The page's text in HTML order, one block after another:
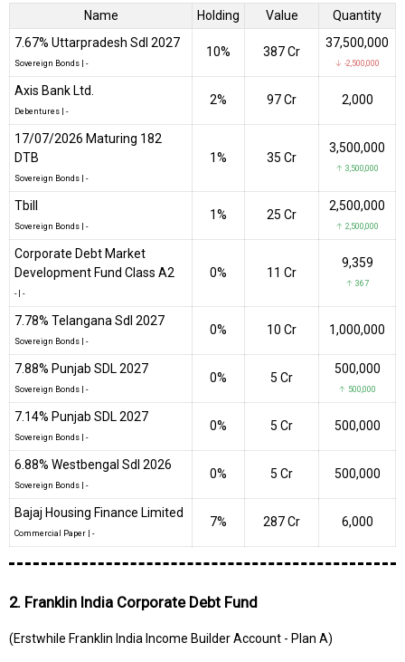
Name Holding Value
Quantity
7.67% Uttarpradesh Sdl 2027
Sovereign Bonds -
10% ₹387 Cr
37,500,000
↓ -2,500,000
Axis Bank Ltd.
Debentures -
2% ₹97 Cr 2,000
17/07/2026 Maturing 182
DTB
Sovereign Bonds -
1% ₹35 Cr
3,500,000
↑ 3,500,000
Tbill
Sovereign Bonds -
1% ₹25 Cr
2,500,000
↑ 2,500,000
Corporate Debt Market
Development Fund Class A2
-| -
0% ₹11 Cr
9,359
↑ 367
7.78% Telangana Sdl 2027
Sovereign Bonds -
0% ₹10 Cr 1,000,000
7.88% Punjab SDL 2027
Sovereign Bonds -
0% ₹5 Cr
500,000
↑ 500,000
7.14% Punjab SDL 2027
Sovereign Bonds -
0% ₹5 Cr 500,000
6.88% Westbengal Sdl 2026
Sovereign Bonds -
0% ₹5 Cr 500,000
Bajaj Housing Finance Limited
Commercial Paper -
7% ₹287 Cr 6,000
2. Franklin India Corporate Debt Fund
(Erstwhile Franklin India Income Builder Account - Plan A)